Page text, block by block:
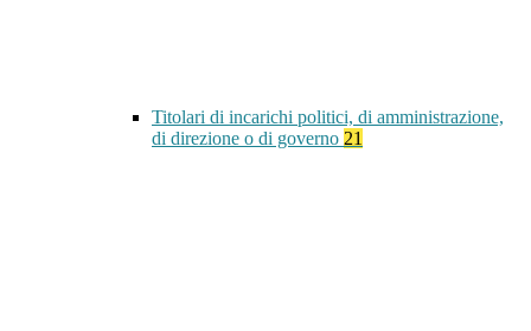
Titolari di incarichi politici, di amministrazione,
di direzione o di governo 21